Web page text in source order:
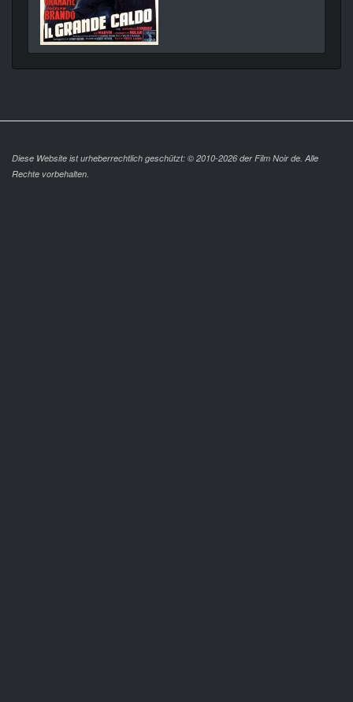
Diese Website ist urheberrechtlich geschützt: © 2010-2026 der Film Noir de. Alle
Rechte vorbehalten.